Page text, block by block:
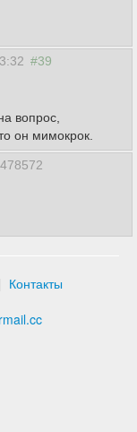
#39
вопрос,
он мимокрок.
Контакты